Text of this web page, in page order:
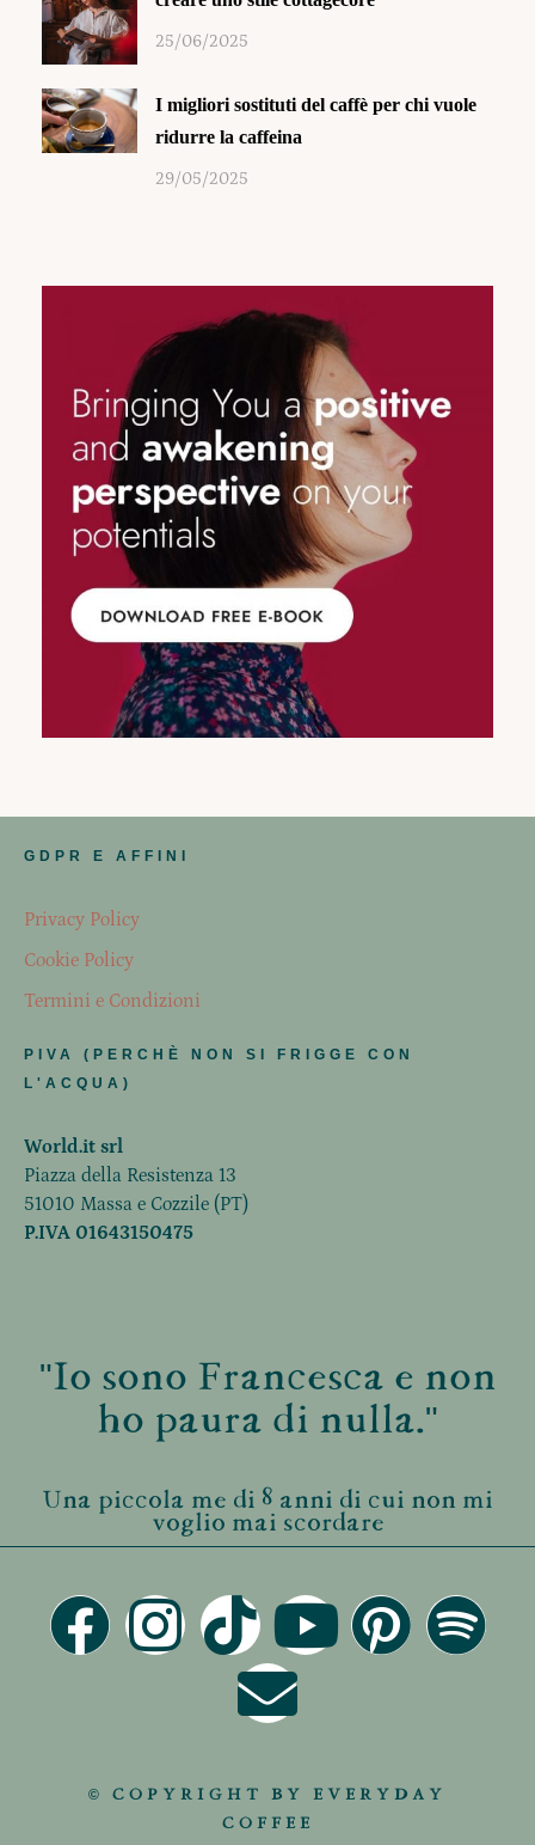
25/06/2025
I migliori sostituti del caffè per chi vuole
ridurre la caffeina
29/05/2025
GDPR E AFFINI
Privacy Policy
Cookie Policy
Termini e Condizioni
PIVA (PERCHÈ NON SI FRIGGE CON
L'ACQUA)
World.it srl
Piazza della Resistenza 13
51010 Massa e Cozzile (PT)
P.IVA 01643150475
"Io sono Francesca e non
ho paura di nulla."
Una piccola me di 8 anni di cui non mi
voglio mai scordare
© COPYRIGHT BY EVERYDAY
COFFEE